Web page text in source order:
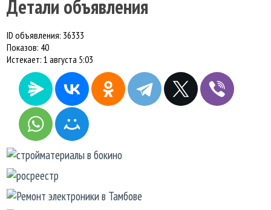
Детали объявления
ID объявления: 36333
Показов: 40
Истекает: 1 августа 5:03